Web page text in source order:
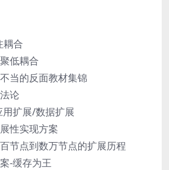
耦合
低耦合
当的反面教材集锦
论
扩展/数据扩展
性实现方案
节点到数万节点的扩展历程
-缓存为王